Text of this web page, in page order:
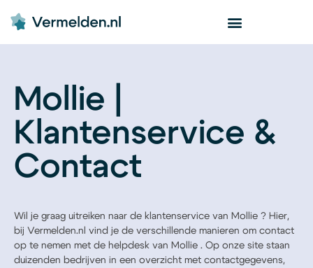
Mollie |
Klantenservice &
Contact
Wil je graag uitreiken naar de klantenservice van Mollie ? Hier,
bij Vermelden.nl vind je de verschillende manieren om contact
op te nemen met de helpdesk van Mollie . Op onze site staan
duizenden bedrijven in een overzicht met contactgegevens,